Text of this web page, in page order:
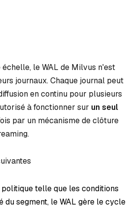
le WAL de Milvus n'est
journaux. Chaque journal peut
en continu pour plusieurs
à fonctionner sur un seul
par un mécanisme de clôture
telle que les conditions
segment, le WAL gère le cycle